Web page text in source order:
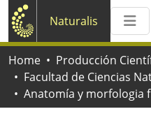
Naturalis
Home
Producción
Anatomía